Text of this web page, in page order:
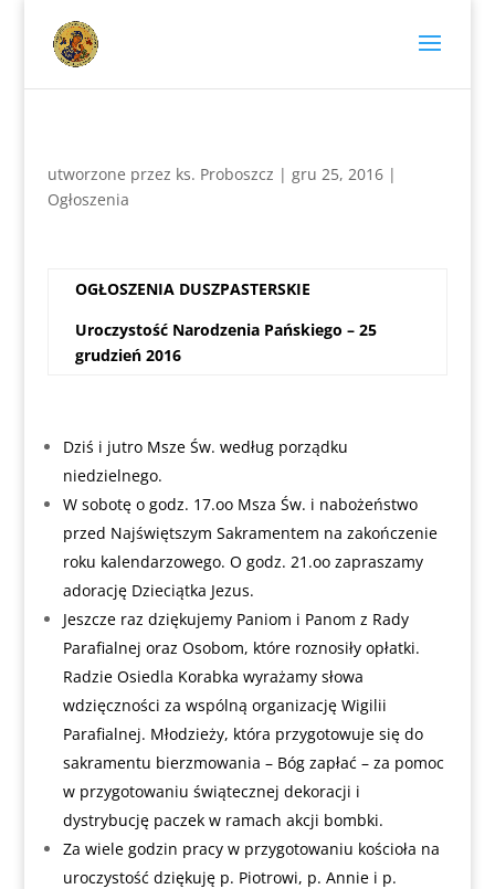
utworzone przez ks. Proboszcz | gru 25, 2016|
Ogłoszenia
OGŁOSZENIADUSZPASTERSKIE
Uroczystość Narodzenia Pańskiego – 25
grudzień 2016
Dziś i jutro Msze Św. według porządku
niedzielnego.
W sobotę o godz. 17.oo Msza Św. i nabożeństwo
przed Najświętszym Sakramentem na zakończenie
roku kalendarzowego. O godz. 21.oo zapraszamy
adorację Dzieciątka Jezus.
Jeszcze raz dziękujemy Paniom i Panom z Rady
Parafialnej oraz Osobom, które roznosiły opłatki.
Radzie Osiedla Korabka wyrażamy słowa
wdzięczności za wspólną organizację Wigilii
Parafialnej. Młodzieży, która przygotowuje się do
sakramentu bierzmowania – Bóg zapłać – za pomoc
w przygotowaniu świątecznej dekoracji i
dystrybucję paczek w ramach akcji bombki.
Za wiele godzin pracy w przygotowaniu kościoła na
uroczystość dziękuję p. Piotrowi, p. Annie i p.